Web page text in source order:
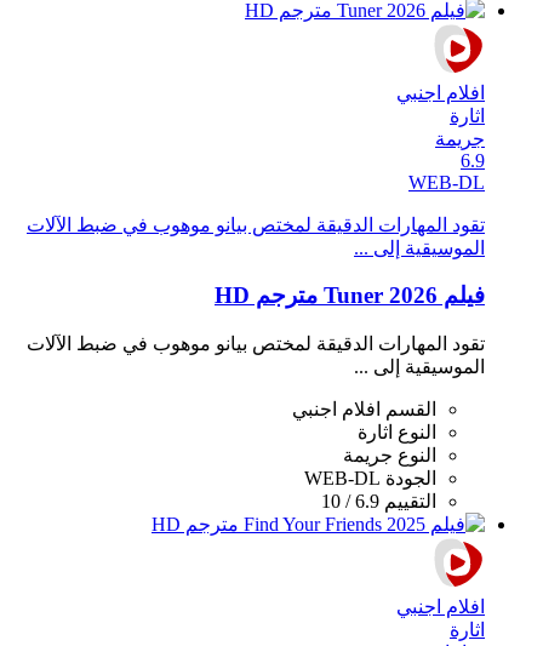
افلام اجنبي
اثارة
جريمة
6.9
WEB-DL
تقود المهارات الدقيقة لمختص بيانو موهوب في ضبط الآلات
الموسيقية إلى ...
فيلم Tuner 2026 مترجم HD
تقود المهارات الدقيقة لمختص بيانو موهوب في ضبط الآلات
الموسيقية إلى ...
القسم
افلام اجنبي
النوع اثارة
النوع جريمة
الجودة WEB-DL
التقييم 6.9 / 10
افلام اجنبي
اثارة